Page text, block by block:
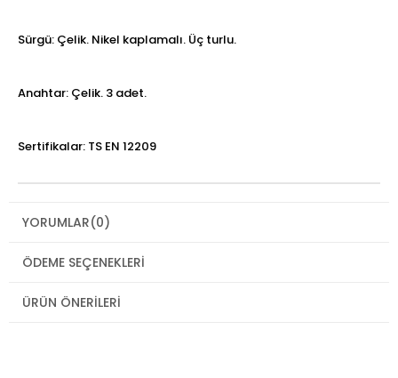
Sürgü: Çelik. Nikel kaplamalı. Üç turlu.
Anahtar: Çelik. 3 adet.
Sertifikalar: TS EN 12209
YORUMLAR(0)
ÖDEME SEÇENEKLERI
ÜRÜN ÖNERILERI